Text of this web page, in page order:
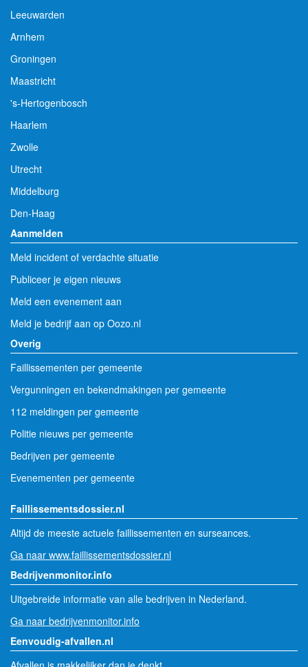
Leeuwarden
Arnhem
Groningen
Maastricht
's-Hertogenbosch
Haarlem
Zwolle
Utrecht
Middelburg
Den-Haag
Aanmelden
Meld incident of verdachte situatie
Publiceer je eigen nieuws
Meld een evenement aan
Meld je bedrijf aan op Oozo.nl
Overig
Faillissementen per gemeente
Vergunningen en bekendmakingen per gemeente
112 meldingen per gemeente
Politie nieuws per gemeente
Bedrijven per gemeente
Evenementen per gemeente
Faillissementsdossier.nl
Altijd de meeste actuele faillissementen en surseances.
Ga naar www.faillissementsdossier.nl
Bedrijvenmonitor.info
Uitgebreide informatie van alle bedrijven in Nederland.
Ga naar bedrijvenmonitor.info
Eenvoudig-afvallen.nl